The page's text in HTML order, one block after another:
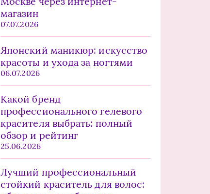
магазин
07.07.2026
Японский маникюр: искусство
красоты и ухода за ногтями
06.07.2026
Какой бренд
профессионального гелевого
красителя выбрать: полный
обзор и рейтинг
25.06.2026
Лучший профессиональный
стойкий краситель для волос: